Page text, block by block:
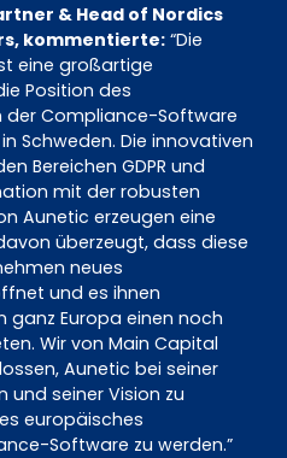
& Head of Nordics
kommentierte:“Die
eine großartige
Position des
der Compliance-Software
Schweden. Die innovativen
Bereichen GDPR und
mit der robusten
Aunetic erzeugen eine
überzeugt, dass diese
neues
und es ihnen
ganz Europa einen noch
Wir von Main Capital
Aunetic bei seiner
und seiner Vision zu
europäisches
Software zu werden.”